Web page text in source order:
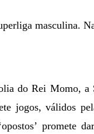
masculina.
do Rei Momo,
jogos, válidos
promete